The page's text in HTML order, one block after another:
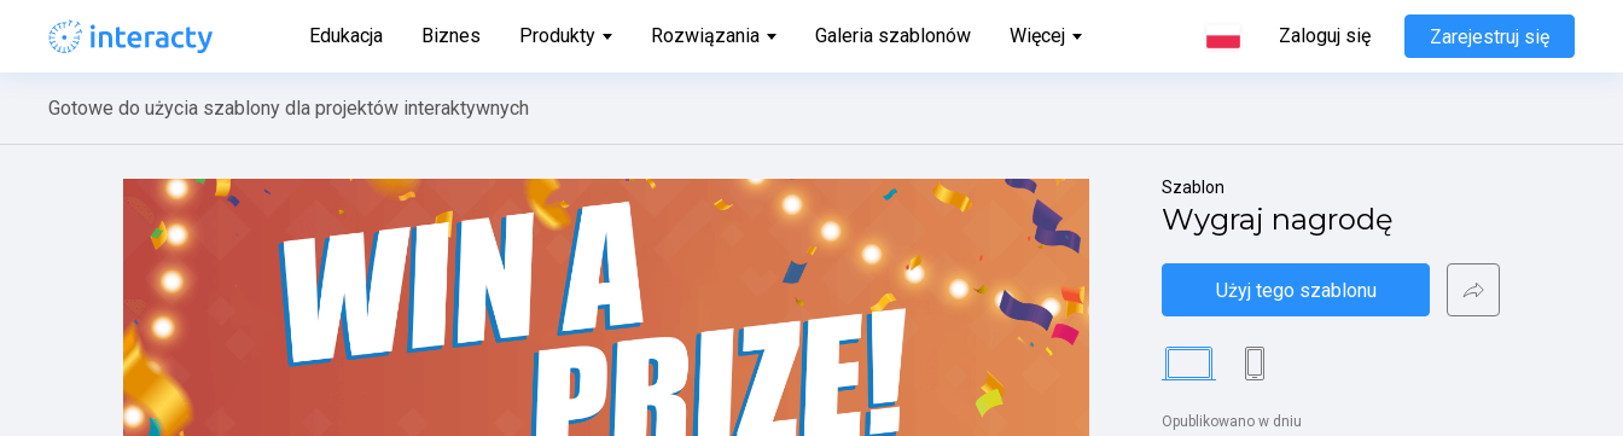
Edukacja Biznes Produkty Rozwiązania Galeria szablonów Więcej Zaloguj się Zarejestruj się
Gotowe do użycia szablony dla projektów interaktywnych
Szablon
Wygraj nagrodę
Użyj tego szablonu
Opublikowano w dniu